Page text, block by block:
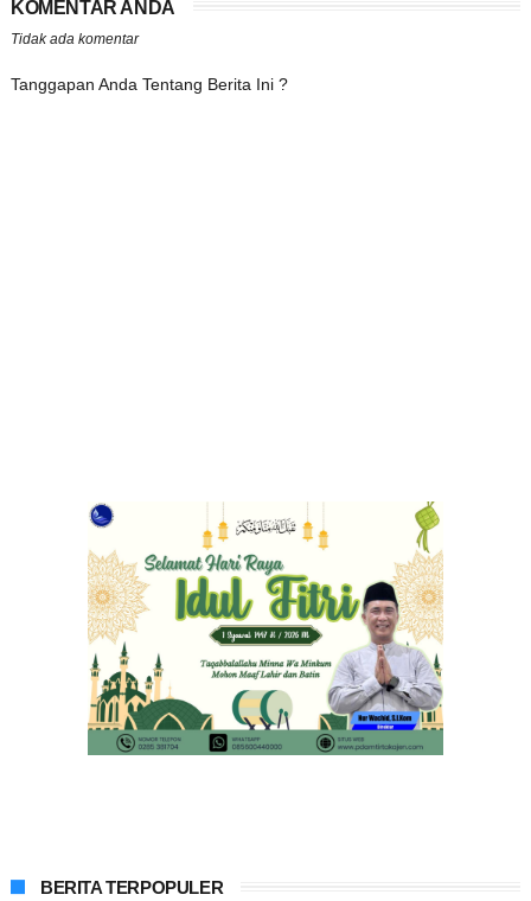
KOMENTAR ANDA
Tidak ada komentar
Tanggapan Anda Tentang Berita Ini ?
BERITA TERPOPULER